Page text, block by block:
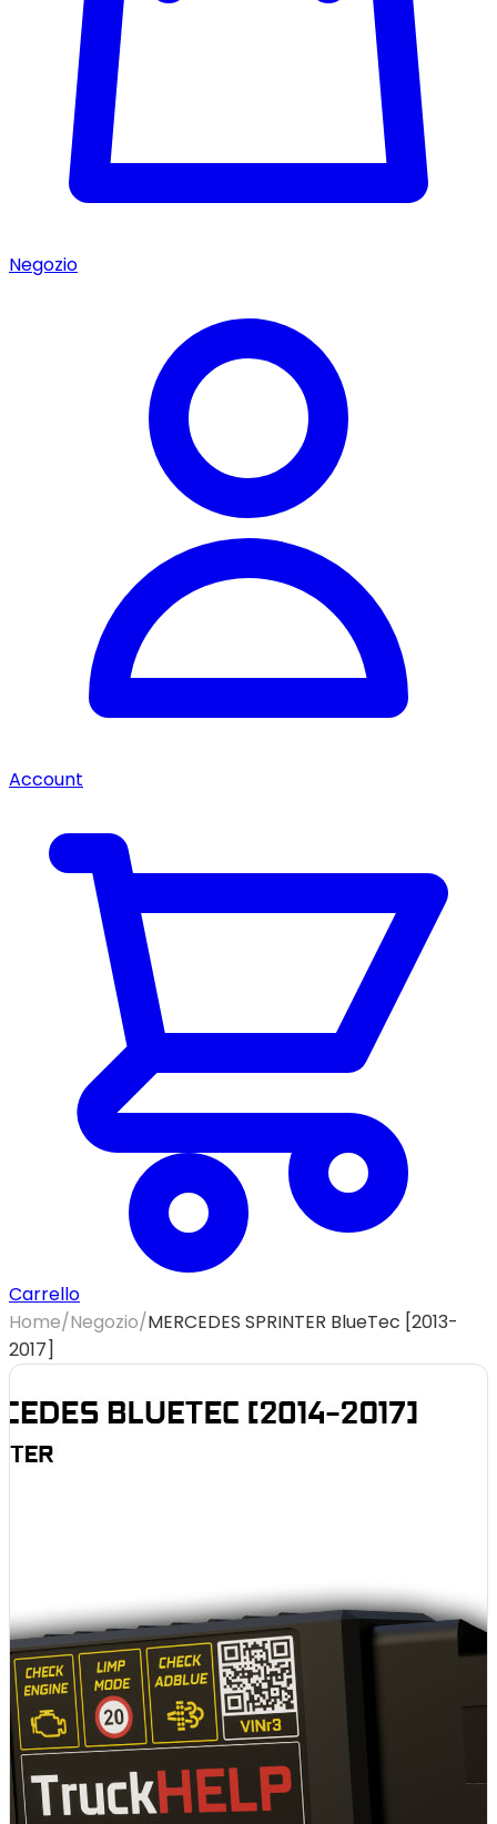
Negozio
Account
Carrello
Home/Negozio/MERCEDES SPRINTER BlueTec [2013-
2017]